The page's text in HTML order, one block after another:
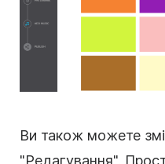
Ви також можете
"Редагування".